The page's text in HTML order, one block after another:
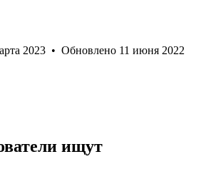
2023 • Обновлено 11 июня 2022
ищут